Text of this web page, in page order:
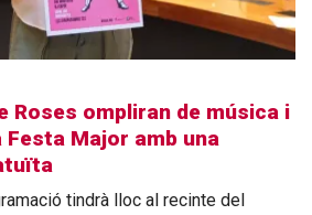
Roses ompliran de música i
Major amb una
tindrà lloc al recinte del